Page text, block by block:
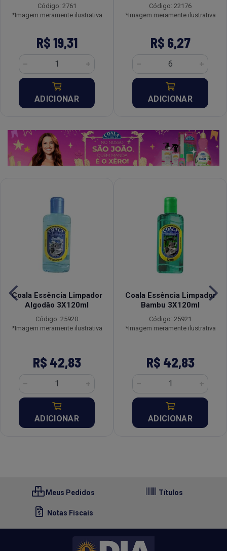
Código: 2761
*Imagem meramente ilustrativa
R$ 19,31
ADICIONAR
Código: 22176
*Imagem meramente ilustrativa
R$ 6,27
ADICIONAR
Coala Essência Limpador
Algodão 3X120ml
Código: 25920
*Imagem meramente ilustrativa
R$ 42,83
ADICIONAR
Coala Essência Limpador
Bambu 3X120ml
Código: 25921
*Imagem meramente ilustrativa
R$ 42,83
ADICIONAR
Meus Pedidos Títulos
Notas Fiscais